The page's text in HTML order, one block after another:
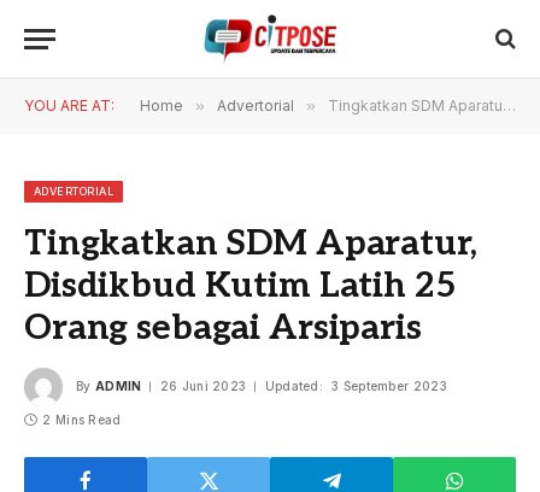
YOU ARE AT: Home » Advertorial » Tingkatkan SDM Aparatur, Disdikbud Kutim Latih 25 Orang sebagai Arsiparis
ADVERTORIAL
Tingkatkan SDM Aparatur,
Disdikbud Kutim Latih 25
Orang sebagai Arsiparis
By ADMIN 26 Juni 2023 Updated: 3 September 2023
2 Mins Read